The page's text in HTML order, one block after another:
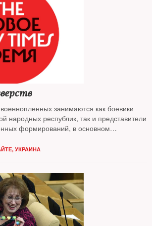
занимаются как боевики
народных республик, так и представители
формирований, в основном
, УКРАИНА